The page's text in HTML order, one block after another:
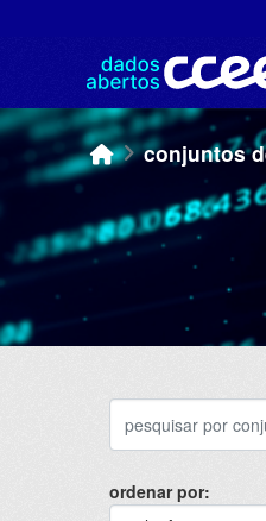
conjuntos
ordenar por